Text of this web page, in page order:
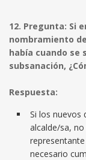
12. Pregunta: Si
nombramiento
había cuando se
subsanación,
Respuesta:
Si los nuevos
alcalde/sa,
necesario